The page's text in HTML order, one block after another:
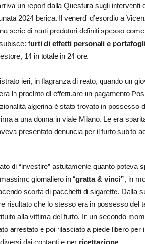
un report dalla Questura sugli interventi
2024 berica. Il venerdì d’esordio a
serie di reati predatori definiti spesso
furti di effetti personali e portafogli
14 in totale in 24 ore.
ieri, in flagranza di reato, quando un
in procinto di effettuare un pagamento
algerina è stato trovato in possesso
a una donna in viale Milano. Le era
presentato denuncia per il furto subito
di “investire” astutamente quanto poteva
giornaliero in “gratta & vinci”, in
scorta di pacchetti di sigarette. Dalla
risultato che lo stesso era in possesso del
alla vittima del furto. In un secondo
arrestato e poi rilasciato a piede libero per
diversi dai contanti e per ricettazione.